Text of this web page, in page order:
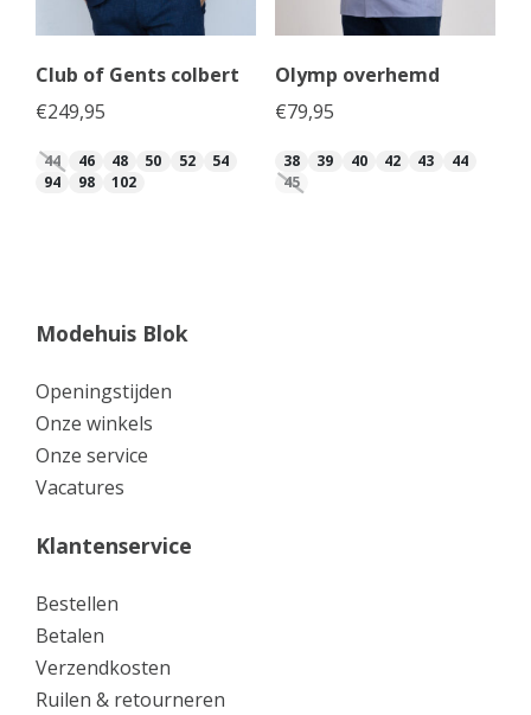
Club of Gents colbert
€249,95
44 46 48 50 52
54
94
98 102
Olymp overhemd
€79,95
38 39 40 42 43
44
45
Modehuis Blok
Openingstijden
Onze winkels
Onze service
Vacatures
Klantenservice
Bestellen
Betalen
Verzendkosten
Ruilen & retourneren